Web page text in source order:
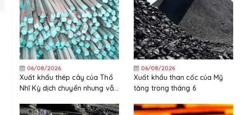
06/08/2026
Xuất khẩu thép cây của Thổ
Nhĩ Kỳ dịch chuyển nhưng vẫn
năm
06/08/2026
Xuất khẩu than cốc của Mỹ
tăng trong tháng 6